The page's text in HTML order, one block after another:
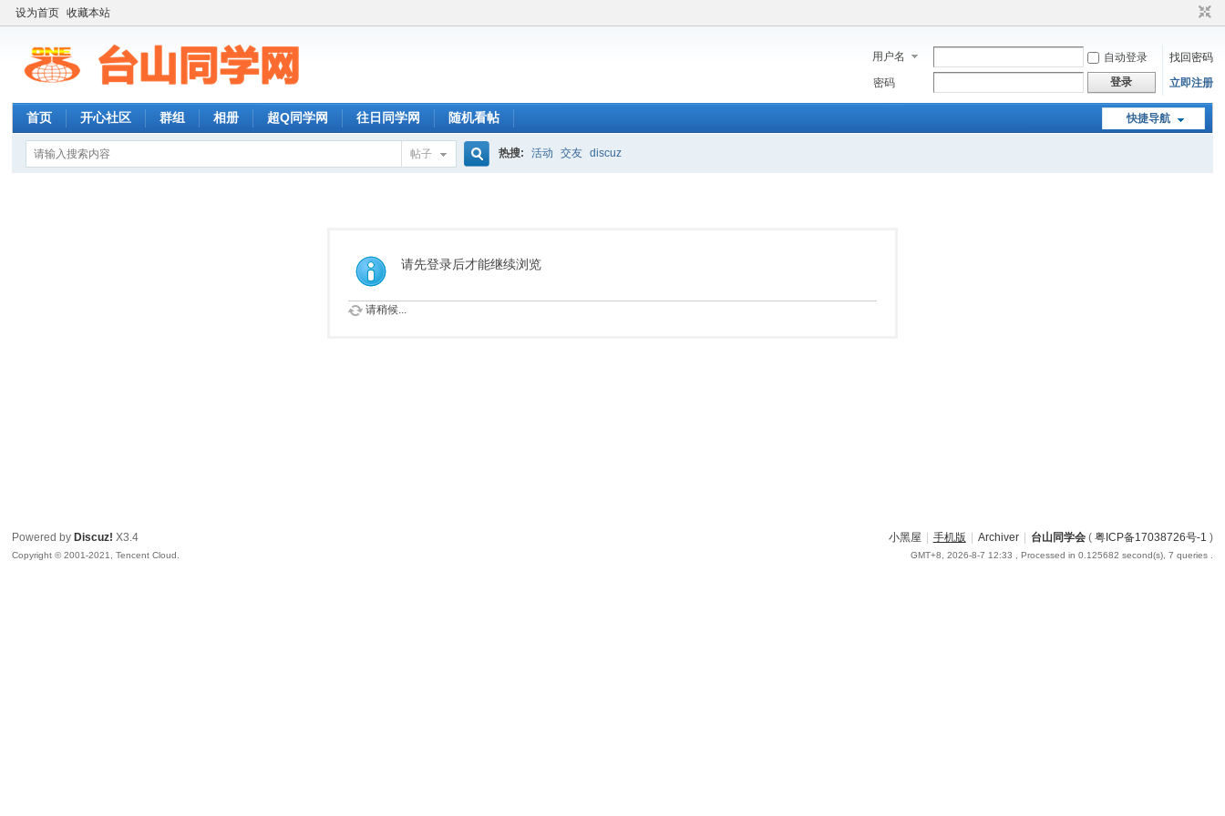
设为首页 收藏本站
用户名 自动登录
找回密码
密码
登录 立即注册
快捷导航
首页 开心社区 群组 相册 超Q同学网 往日同学网 随机看帖
帖子
索
热搜: 活动 交友 discuz
请先登录后才能继续浏览
请稍候...
小黑屋 手机版 Archiver 台山同学会( 粤ICP备17038726号-1 )
GMT+8, 2026-8-7 12:33 , Processed in 0.125682 second(s), 7 queries .
Powered by Discuz! X3.4
Copyright © 2001-2021, Tencent Cloud.